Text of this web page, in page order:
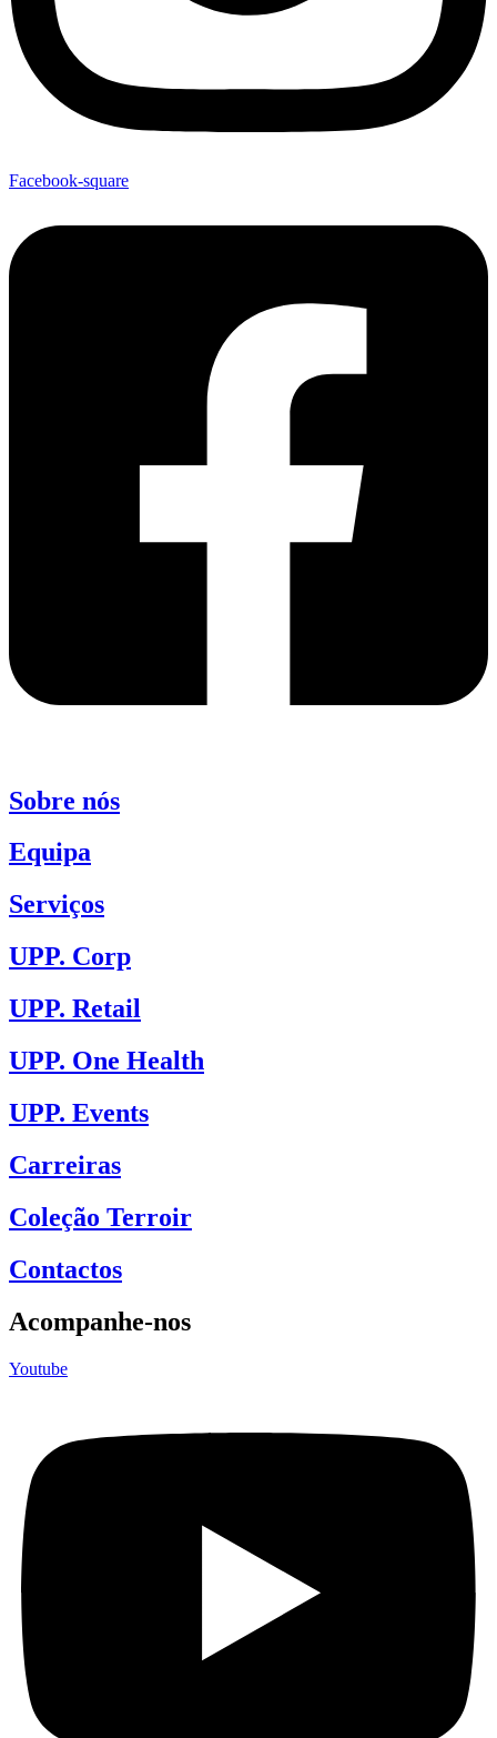
Facebook-square
Sobre nós
Equipa
Serviços
UPP. Corp
UPP. Retail
UPP. One Health
UPP. Events
Carreiras
Coleção Terroir
Contactos
Acompanhe-nos
Youtube